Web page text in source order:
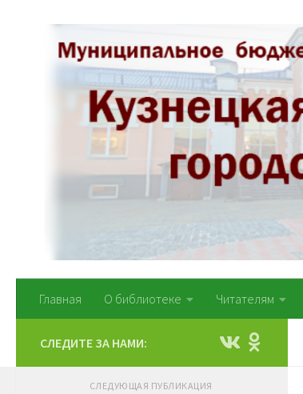
Перейти к содержимому
Главная О библиотеке Читателям
СЛЕДИТЕ ЗА НАМИ:
СЛЕДУЮЩАЯ ПУБЛИКАЦИЯ